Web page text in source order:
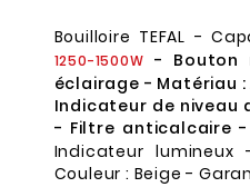
Bouilloire TEFAL -
1250-1500W - Bouton
éclairage - Matériau
Indicateur de niveau
- Filtre anticalcaire
Indicateur
Couleur : Beige -